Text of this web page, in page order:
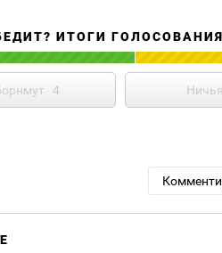
ИТОГИ
4 Ничья